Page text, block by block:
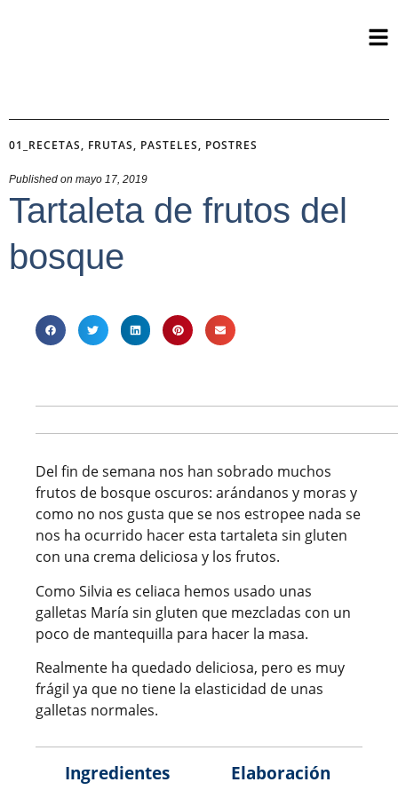
01_RECETAS, FRUTAS, PASTELES, POSTRES
Published on mayo 17, 2019
Tartaleta de frutos del
bosque
Del fin de semana nos han sobrado muchos
frutos de bosque oscuros: arándanos y moras y
como no nos gusta que se nos estropee nada se
nos ha ocurrido hacer esta tartaleta sin gluten
con una crema deliciosa y los frutos.
Como Silvia es celiaca hemos usado unas
galletas María sin gluten que mezcladas con un
poco de mantequilla para hacer la masa.
Realmente ha quedado deliciosa, pero es muy
frágil ya que no tiene la elasticidad de unas
galletas normales.
Ingredientes Elaboración